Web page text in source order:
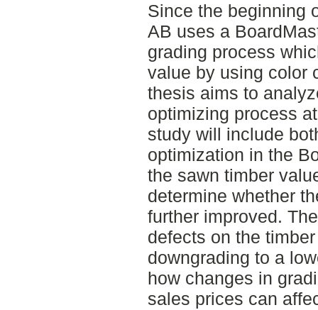
Since the beginning
AB uses a
grading process
value by using color
thesis aims to
optimizing process
study will include
optimization in the
the sawn timber
determine whether
further improved.
defects on the
downgrading to a
how changes in
sales prices can